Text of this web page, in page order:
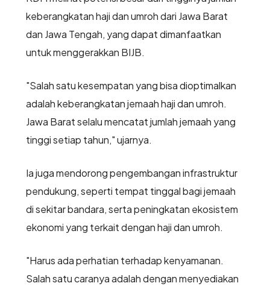
keberangkatan haji dan umroh dari Jawa Barat
dan Jawa Tengah, yang dapat dimanfaatkan
untuk menggerakkan BIJB.
"Salah satu kesempatan yang bisa dioptimalkan
adalah keberangkatan jemaah haji dan umroh.
Jawa Barat selalu mencatat jumlah jemaah yang
tinggi setiap tahun," ujarnya.
Ia juga mendorong pengembangan infrastruktur
pendukung, seperti tempat tinggal bagi jemaah
di sekitar bandara, serta peningkatan ekosistem
ekonomi yang terkait dengan haji dan umroh.
"Harus ada perhatian terhadap kenyamanan.
Salah satu caranya adalah dengan menyediakan